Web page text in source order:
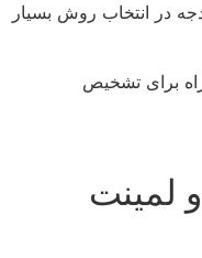
در انتخاب روش بسیار
برای تشخیص
لمینت